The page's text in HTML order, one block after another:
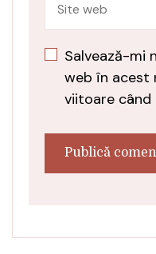
Salvează-mi
web în acest
viitoare când